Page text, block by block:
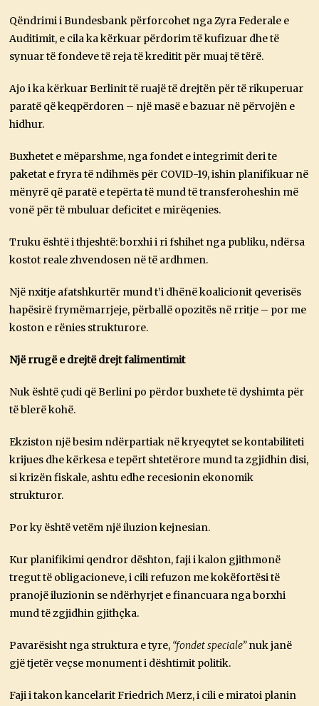
Qëndrimi i Bundesbank përforcohet nga Zyra Federale e
Auditimit, e cila ka kërkuar përdorim të kufizuar dhe të
synuar të fondeve të reja të kreditit për muaj të tërë.
Ajo i ka kërkuar Berlinit të ruajë të drejtën për të rikuperuar
paratë që keqpërdoren – një masë e bazuar në përvojën e
hidhur.
Buxhetet e mëparshme, nga fondet e integrimit deri te
paketat e fryra të ndihmës për COVID-19, ishin planifikuar në
mënyrë që paratë e tepërta të mund të transferoheshin më
vonë për të mbuluar deficitet e mirëqenies.
Truku është i thjeshtë: borxhi i ri fshihet nga publiku, ndërsa
kostot reale zhvendosen në të ardhmen.
Një nxitje afatshkurtër mund t’i dhënë koalicionit qeverisës
hapësirë ​​frymëmarrjeje, përballë opozitës në rritje – por me
koston e rënies strukturore.
Një rrugë e drejtë drejt falimentimit
Nuk është çudi që Berlini po përdor buxhete të dyshimta për
të blerë kohë.
Ekziston një besim ndërpartiak në kryeqytet se kontabiliteti
krijues dhe kërkesa e tepërt shtetërore mund ta zgjidhin disi,
si krizën fiskale, ashtu edhe recesionin ekonomik
strukturor.
Por ky është vetëm një iluzion kejnesian.
Kur planifikimi qendror dështon, faji i kalon gjithmonë
tregut të obligacioneve, i cili refuzon me kokëfortësi të
pranojë iluzionin se ndërhyrjet e financuara nga borxhi
mund të zgjidhin gjithçka.
Pavarësisht nga struktura e tyre, “fondet speciale”nuk janë
gjë tjetër veçse monument i dështimit politik.
Faji i takon kancelarit Friedrich Merz, i cili e miratoi planin